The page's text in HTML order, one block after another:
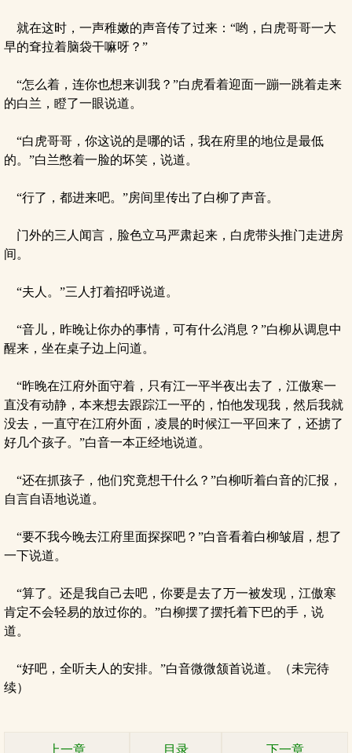
就在这时，一声稚嫩的声音传了过来：“哟，白虎哥哥一大
早的耷拉着脑袋干嘛呀？”
“怎么着，连你也想来训我？”白虎看着迎面一蹦一跳着走来
的白兰，瞪了一眼说道。
“白虎哥哥，你这说的是哪的话，我在府里的地位是最低
的。”白兰憋着一脸的坏笑，说道。
“行了，都进来吧。”房间里传出了白柳了声音。
门外的三人闻言，脸色立马严肃起来，白虎带头推门走进房
间。
“夫人。”三人打着招呼说道。
“音儿，昨晚让你办的事情，可有什么消息？”白柳从调息中
醒来，坐在桌子边上问道。
“昨晚在江府外面守着，只有江一平半夜出去了，江傲寒一
直没有动静，本来想去跟踪江一平的，怕他发现我，然后我就
没去，一直守在江府外面，凌晨的时候江一平回来了，还掳了
好几个孩子。”白音一本正经地说道。
“还在抓孩子，他们究竟想干什么？”白柳听着白音的汇报，
自言自语地说道。
“要不我今晚去江府里面探探吧？”白音看着白柳皱眉，想了
一下说道。
“算了。还是我自己去吧，你要是去了万一被发现，江傲寒
肯定不会轻易的放过你的。”白柳摆了摆托着下巴的手，说
道。
“好吧，全听夫人的安排。”白音微微颔首说道。（未完待
续）
上一章 目录 下一章